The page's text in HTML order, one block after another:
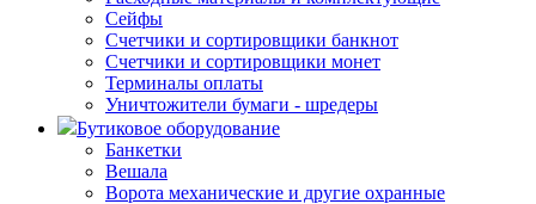
Сейфы
Счетчики и сортировщики банкнот
Счетчики и сортировщики монет
Терминалы оплаты
Уничтожители бумаги - шредеры
Бутиковое оборудование
Банкетки
Вешала
Ворота механические и другие охранные